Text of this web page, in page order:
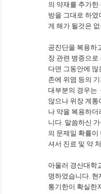
의 약재를 추가한
방을 그대로 하였
게 해가 될것은 없
공진단을 복용하
장 관련 병증으로
다면 그동안에 많
존에 위염 등의
대부분의 경우는
않으나 위장 계통
나 약을 복용하더
니다. 말씀하신
의 문제일 확률이
셔서 진료 및 약
아울러 경산대학
명하였습니다. 현
통기한이 확실한